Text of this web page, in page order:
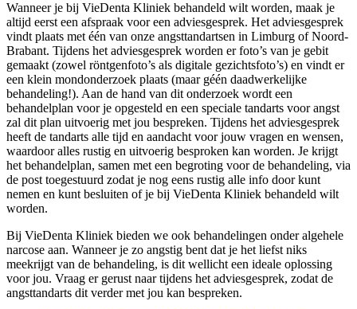
Wanneer je bij VieDenta Kliniek behandeld wilt worden, maak je
altijd eerst een afspraak voor een adviesgesprek. Het adviesgesprek
vindt plaats met één van onze angsttandartsen in Limburg of Noord-
Brabant. Tijdens het adviesgesprek worden er foto’s van je gebit
gemaakt (zowel röntgenfoto’s als digitale gezichtsfoto’s) en vindt er
een klein mondonderzoek plaats (maar géén daadwerkelijke
behandeling!). Aan de hand van dit onderzoek wordt een
behandelplan voor je opgesteld en een speciale tandarts voor angst
zal dit plan uitvoerig met jou bespreken. Tijdens het adviesgesprek
heeft de tandarts alle tijd en aandacht voor jouw vragen en wensen,
waardoor alles rustig en uitvoerig besproken kan worden. Je krijgt
het behandelplan, samen met een begroting voor de behandeling, via
de post toegestuurd zodat je nog eens rustig alle info door kunt
nemen en kunt besluiten of je bij VieDenta Kliniek behandeld wilt
worden.
Bij VieDenta Kliniek bieden we ook behandelingen onder algehele
narcose aan. Wanneer je zo angstig bent dat je het liefst niks
meekrijgt van de behandeling, is dit wellicht een ideale oplossing
voor jou. Vraag er gerust naar tijdens het adviesgesprek, zodat de
angsttandarts dit verder met jou kan bespreken.